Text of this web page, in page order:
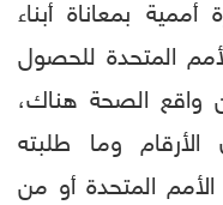
بمعاناة أبناء
المتحدة للحصول
واقع الصحة هناك،
وما طلبته
المتحدة أو من